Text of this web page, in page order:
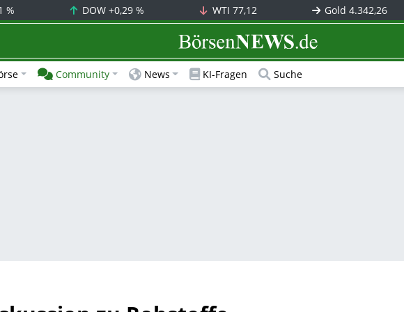
% DOW+0,29 % WTI 77,12 Gold4.342,26
BörsenNEWS.de
Community News KI-Fragen Suche